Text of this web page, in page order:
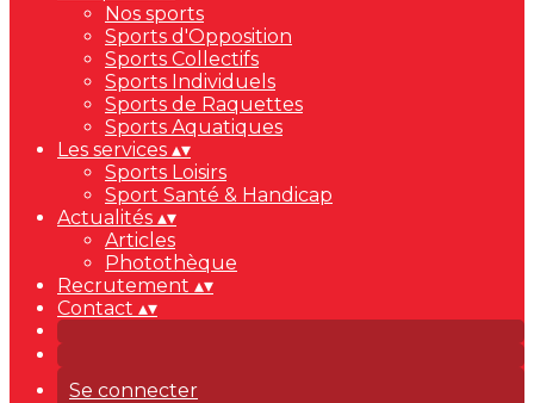
Nos sports
Sports d'Opposition
Sports Collectifs
Sports Individuels
Sports de Raquettes
Sports Aquatiques
Les services ▴▾
Sports Loisirs
Sport Santé & Handicap
Actualités ▴▾
Articles
Photothèque
Recrutement ▴▾
Contact ▴▾
Se connecter